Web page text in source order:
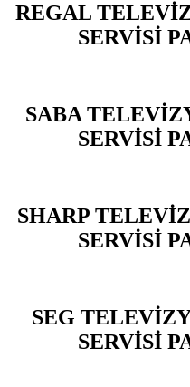
REGAL
SERVİSİ
SABA
SERVİSİ
SHARP
SERVİSİ
SEG
SERVİSİ